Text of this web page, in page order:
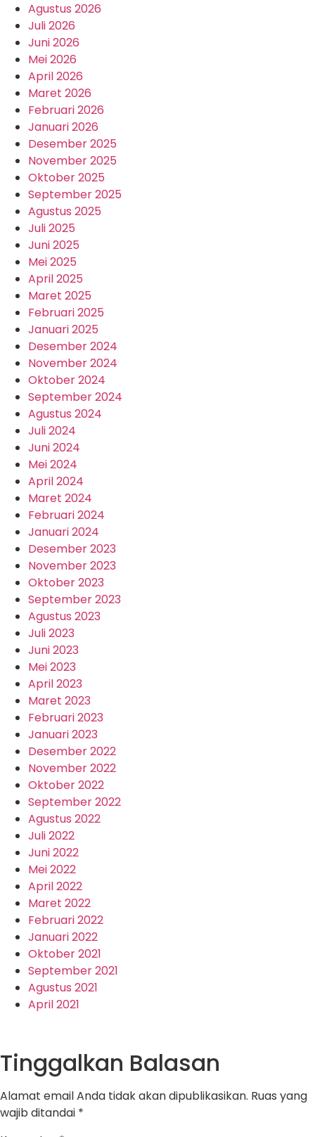
Agustus 2026
Juli 2026
Juni 2026
Mei 2026
April 2026
Maret 2026
Februari 2026
Januari 2026
Desember 2025
November 2025
Oktober 2025
September 2025
Agustus 2025
Juli 2025
Juni 2025
Mei 2025
April 2025
Maret 2025
Februari 2025
Januari 2025
Desember 2024
November 2024
Oktober 2024
September 2024
Agustus 2024
Juli 2024
Juni 2024
Mei 2024
April 2024
Maret 2024
Februari 2024
Januari 2024
Desember 2023
November 2023
Oktober 2023
September 2023
Agustus 2023
Juli 2023
Juni 2023
Mei 2023
April 2023
Maret 2023
Februari 2023
Januari 2023
Desember 2022
November 2022
Oktober 2022
September 2022
Agustus 2022
Juli 2022
Juni 2022
Mei 2022
April 2022
Maret 2022
Februari 2022
Januari 2022
Oktober 2021
September 2021
Agustus 2021
April 2021
Tinggalkan Balasan
Alamat email Anda tidak akan dipublikasikan. Ruas yang
wajib ditandai *